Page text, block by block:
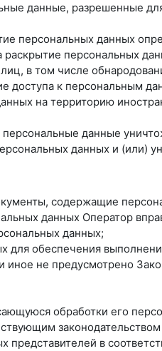
данные, разрешенные
персональных данных
персональных
в том числе
доступа к персональным
на территорию
данные
данных и (или)
содержащие
данных Оператор
данных;
для обеспечения
не предусмотрено
обработки его
в